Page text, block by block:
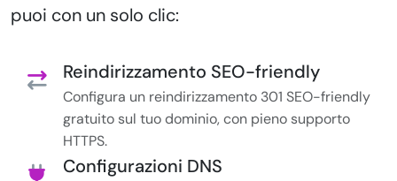
puoi con un solo clic:
Reindirizzamento SEO-friendly
Configura un reindirizzamento 301 SEO-friendly
gratuito sul tuo dominio, con pieno supporto
HTTPS.
Configurazioni DNS